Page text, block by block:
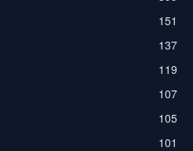
151
137
119
107
105
101